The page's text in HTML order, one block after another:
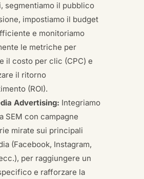
segmentiamo il pubblico
impostiamo il budget
e monitoriamo
le metriche per
il costo per clic (CPC) e
il ritorno
(ROI).
Advertising: Integriamo
SEM con campagne
mirate sui principali
(Facebook, Instagram,
per raggiungere un
e rafforzare la